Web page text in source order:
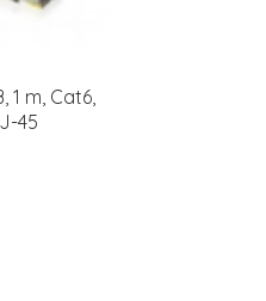
1 m, Cat6,
45